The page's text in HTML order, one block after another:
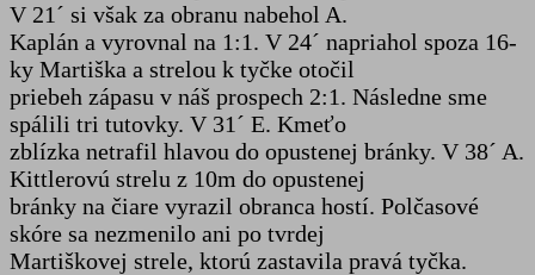
V 21´ si však za obranu nabehol A.
Kaplán a vyrovnal na 1:1. V 24´ napriahol spoza 16-
ky Martiška a strelou k tyčke otočil
priebeh zápasu v náš prospech 2:1. Následne sme
spálili tri tutovky. V 31´ E. Kmeťo
zblízka netrafil hlavou do opustenej bránky. V 38´ A.
Kittlerovú strelu z 10m do opustenej
bránky na čiare vyrazil obranca hostí. Polčasové
skóre sa nezmenilo ani po tvrdej
Martiškovej strele, ktorú zastavila pravá tyčka.